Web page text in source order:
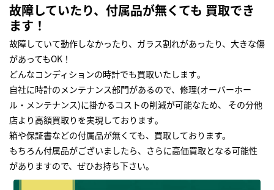
故障していたり、付属品が無くても 買取でき
ます！
故障していて動作しなかったり、ガラス割れがあったり、大きな傷
があってもOK！
どんなコンディションの時計でも買取いたします｡
自社に時計のメンテナンス部門があるので、修理(オーバーホー
ル・メンテナンス)に掛かるコストの削減が可能なため、 その分他
店より高額買取りを実現しております｡
箱や保証書などの付属品が無くても、買取しております。
もちろん付属品がございましたら、さらに高価買取となる可能性
がありますので、ぜひお持ち下さい｡